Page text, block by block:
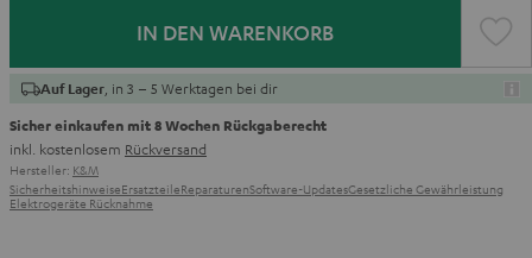
IN DEN WARENKORB
Auf Lager , in 3 – 5 Werktagen bei dir
Sicher einkaufen mit 8 Wochen Rückgaberecht
inkl. kostenlosem Rückversand
Hersteller: K&M
SicherheitshinweiseErsatzteileReparaturenSoftware-UpdatesGesetzliche Gewährleistung
Elektrogeräte Rücknahme